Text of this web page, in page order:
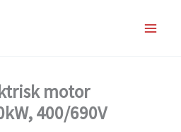
motor
400/690V